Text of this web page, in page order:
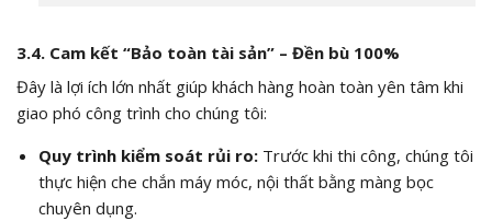
3.4. Cam kết “Bảo toàn tài sản” – Đền bù 100%
Đây là lợi ích lớn nhất giúp khách hàng hoàn toàn yên tâm khi
giao phó công trình cho chúng tôi:
Quy trình kiểm soát rủi ro:Trước khi thi công, chúng tôi
thực hiện che chắn máy móc, nội thất bằng màng bọc
chuyên dụng.